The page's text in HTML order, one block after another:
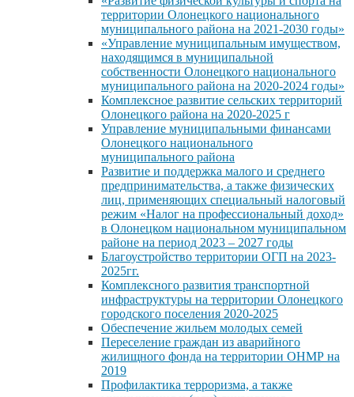
территории Олонецкого национального
муниципального района на 2021-2030 годы»
«Управление муниципальным имуществом,
находящимся в муниципальной
собственности Олонецкого национального
муниципального района на 2020-2024 годы»
Комплексное развитие сельских территорий
Олонецкого района на 2020-2025 г
Управление муниципальными финансами
Олонецкого национального
муниципального района
Развитие и поддержка малого и среднего
предпринимательства, а также физических
лиц, применяющих специальный налоговый
режим «Налог на профессиональный доход»
в Олонецком национальном муниципальном
районе на период 2023 – 2027 годы
Благоустройство территории ОГП на 2023-
2025гг.
Комплексного развития транспортной
инфраструктуры на территории Олонецкого
городского поселения 2020-2025
Обеспечение жильем молодых семей
Переселение граждан из аварийного
жилищного фонда на территории ОНМР на
2019
Профилактика терроризма, а также